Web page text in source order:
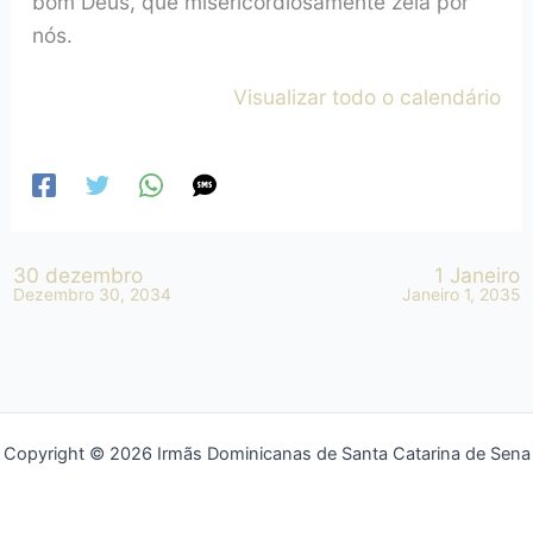
nós.
Visualizar todo o calendário
30 dezembro
Dezembro 30, 2034
1 Janeiro
Janeiro 1, 2035
Copyright © 2026 Irmãs Dominicanas de Santa Catarina de Sena